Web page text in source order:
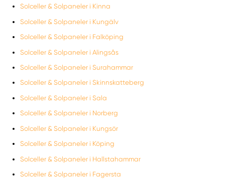
Solceller & Solpaneler i Kinna
Solceller & Solpaneler i Kungälv
Solceller & Solpaneler i Falköping
Solceller & Solpaneler i Alingsås
Solceller & Solpaneler i Surahammar
Solceller & Solpaneler i Skinnskatteberg
Solceller & Solpaneler i Sala
Solceller & Solpaneler i Norberg
Solceller & Solpaneler i Kungsör
Solceller & Solpaneler i Köping
Solceller & Solpaneler i Hallstahammar
Solceller & Solpaneler i Fagersta